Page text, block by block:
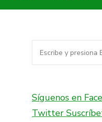
¿Buscas
algo?
Síguenos en
Twitter